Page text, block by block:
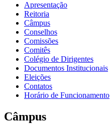
Apresentação
Reitoria
Câmpus
Conselhos
Comissões
Comitês
Colégio de Dirigentes
Documentos Institucionais
Eleições
Contatos
Horário de Funcionamento
Câmpus